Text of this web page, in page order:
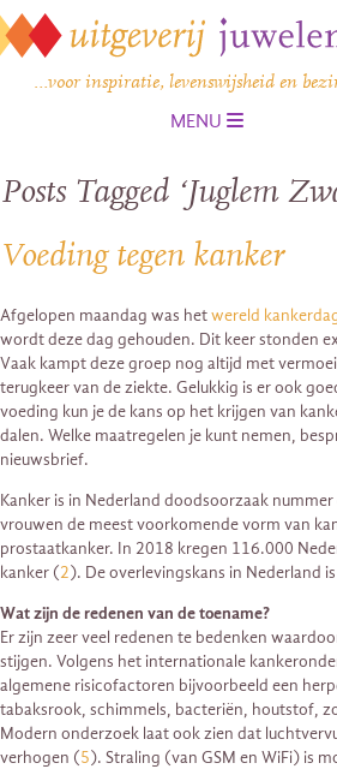
…voor inspiratie, levenswijsheid en
MENU
Posts Tagged ‘Juglem
Voeding tegen kanker
Afgelopen maandag was hetwereld
wordt deze dag gehouden. Dit keer stonden
Vaak kampt deze groep nog altijd met
terugkeer van de ziekte. Gelukkig is er ook
voeding kun je de kans op het krijgen van
dalen. Welke maatregelen je kunt nemen,
nieuwsbrief.
Kanker is in Nederland doodsoorzaak nummer
vrouwen de meest voorkomende vorm van
prostaatkanker. In 2018 kregen 116.000
kanker (2). De overlevingskans in Nederland
Wat zijn de redenen van de toename?
Er zijn zeer veel redenen te bedenken
stijgen. Volgens het internationale
algemene risicofactoren bijvoorbeeld een
tabaksrook, schimmels, bacteriën, houtstof,
Modern onderzoek laat ook zien dat
verhogen (5). Straling (van GSM en WiFi) is